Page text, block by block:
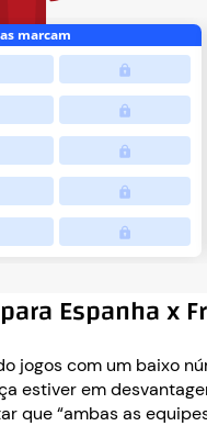
Espanha x
jogos com um baixo
estiver em
que “ambas as